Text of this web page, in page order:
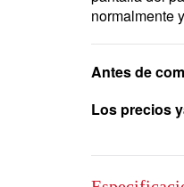
normalmente
Antes de
Los precios